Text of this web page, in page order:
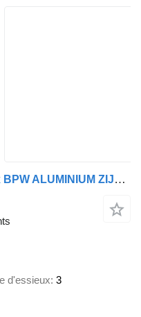
Groenewegen DRO-15-27 B 3x BPW ALUMINIUM ZIJBORDEN LAADKLEP LIFT-STUURAS
d'essieux 3